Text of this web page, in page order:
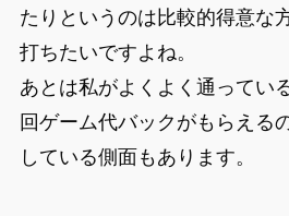
たりというのは比較的得意な
打ちたいですよね。
あとは私がよくよく通ってい
回ゲーム代バックがもらえる
している側面もあります。